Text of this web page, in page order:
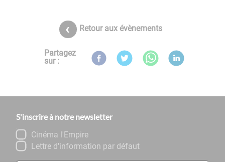
Retour aux évènements
Partagez
sur :
S'inscrire à notre newsletter
Cinéma l'Empire
Lettre d'information par défaut